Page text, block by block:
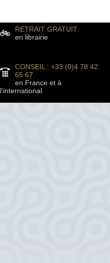
RETRAIT GRATUIT
en librairie
CONSEIL : +33 (0)4 78 42
65 67
en France et à
l'international